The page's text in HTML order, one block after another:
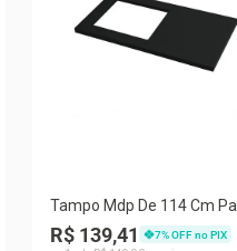
Tampo Mdp De 114 Cm
Cooktop 4 Bocas Preto
R$ 139,41 7% OFF no PIX